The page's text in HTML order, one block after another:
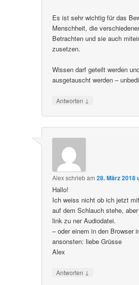
Es ist sehr wichtig für das
Menschheit, die
Betrachten und sie auch
zusetzen.
Wissen darf geteilt werden
ausgetauscht werden –
Antworten ↓
Alexschriebam28. März 2018
Hallo!
Ich weiss nicht ob ich jetzt
auf dem Schlauch stehe,
link zu ner Audiodatei.
– oder einem in den Browser
ansonsten: liebe Grüsse
Alex
Antworten ↓